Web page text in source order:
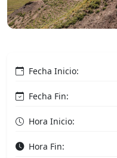
Fecha Inicio:
Fecha Fin:
Hora Inicio:
Hora Fin: